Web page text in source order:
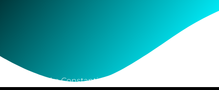
Indra Constantine